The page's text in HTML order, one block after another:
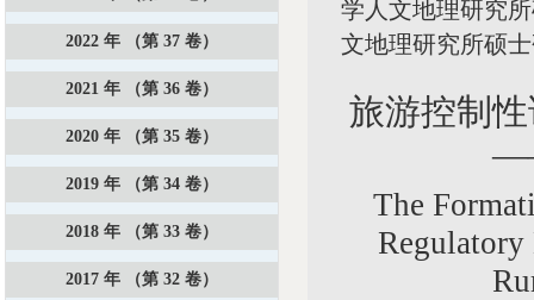
学人文地理研究
文地理研究所硕
旅游控制
The
Regulatory
2022 年 （第 37 卷）
2021 年 （第 36 卷）
2020 年 （第 35 卷）
2019 年 （第 34 卷）
2018 年 （第 33 卷）
2017 年 （第 32 卷）